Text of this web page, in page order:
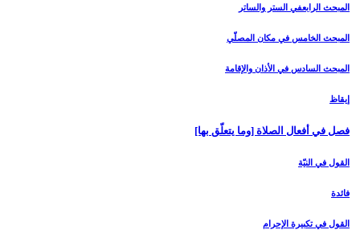
المبحث الرابع‏في الستر والساتر
المبحث الخامس ‏في مكان المصلّي‏
المبحث السادس‏ في الأذان والإقامة
إيقاظ
فصل في أفعال الصلاة [وما يتعلّق بها]
القول في النيّة
فائدة
القول في تكبيرة الإحرام‏